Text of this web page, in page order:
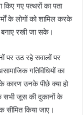
गए पत्थरों का पता
के लोगों को शामिल करके
बनाए रखी जा सके।
पर उठ रहे सवालों पर
गतिविधियों का
उनके पीछे क्या हो
सभी जूस की दुकानों के
किया जाए।